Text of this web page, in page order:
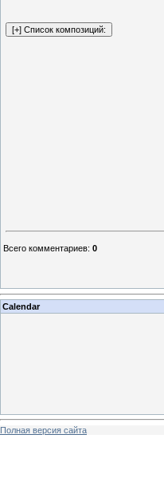
Всего комментариев: 0
Calendar
Полная версия сайта